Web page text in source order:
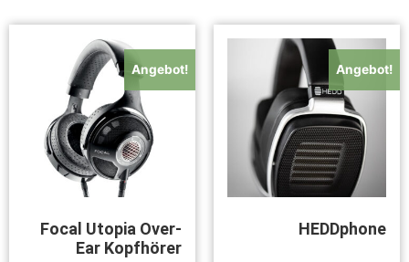
Angebot!
Focal Utopia Over-
Ear Kopfhörer
Angebot!
HEDDphone